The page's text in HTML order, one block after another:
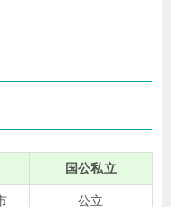
国公私立
公立